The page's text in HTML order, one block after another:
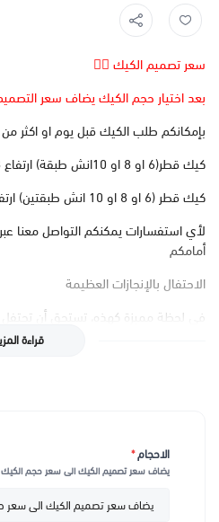
سعر تصميم الكيك 👆🏻
بعد اختيار حجم الكيك يضاف سعر
بإمكانكم طلب الكيك قبل يوم او اكثر
كيك قطر(6 او 8 او 10انش طبقة) ارتفاع 8 سم
كيك قطر (6 او 8 او 10 انش طبقتين) ارتفاع 16 سم
لأي استفسارات يمكنكم التواصل معنا
أمامكم
الاحتفال بالإنجازات العظيمة
في لحظة مميزة كهذه، تستحق أن تحتفل
و نجاح طبيب 2024 هي
والتفوق في مجال الطب. من التفاصيل
الألوان التي تُبرز الفرح والإنجاز، تم
الأنظار في أي احتفال. كل قطعة تعبر
قراءة
الاحجام*
يضاف سعر تصميم الكيك الى سعر حجم الكيك